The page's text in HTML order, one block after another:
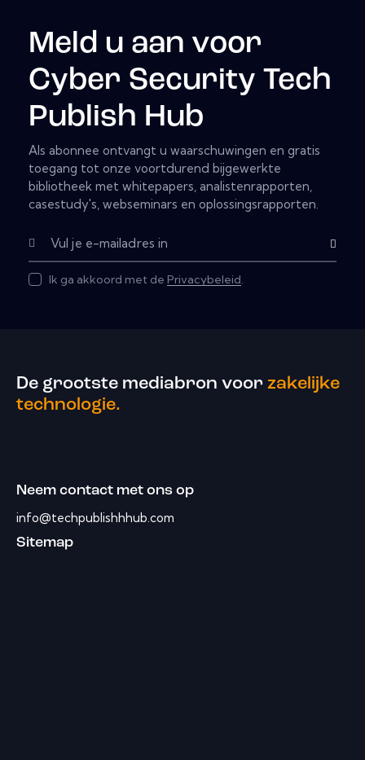
Meld u aan voor
Cyber Security Tech
Publish Hub
Als abonnee ontvangt u waarschuwingen en gratis
toegang tot onze voortdurend bijgewerkte
bibliotheek met whitepapers, analistenrapporten,
casestudy's, webseminars en oplossingsrapporten.
Ik ga akkoord met de Privacybeleid.
De grootste mediabron voor zakelijke
technologie.
Neem contact met ons op
info@techpublishhhub.com
Sitemap